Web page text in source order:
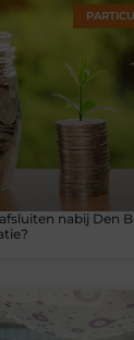
nabij Den